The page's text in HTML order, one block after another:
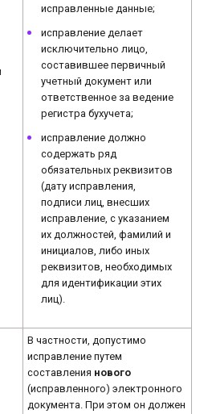
исправленные данные;
исправление делает
исключительно лицо,
составившее первичный
учетный документ или
ответственное за ведение
регистра бухучета;
исправление должно
содержать ряд
обязательных реквизитов
(дату исправления,
подписи лиц, внесших
исправление, с указанием
их должностей, фамилий и
инициалов, либо иных
реквизитов, необходимых
для идентификации этих
лиц).
В частности, допустимо
исправление путем
составления нового
(исправленного) электронного
документа. При этом он должен